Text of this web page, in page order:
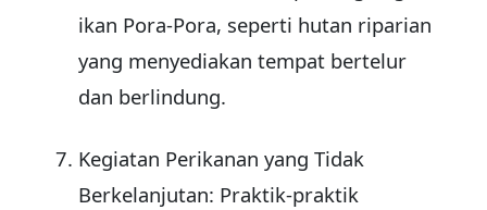
ikan Pora-Pora, seperti hutan riparian
yang menyediakan tempat bertelur
dan berlindung.
Kegiatan Perikanan yang Tidak
Berkelanjutan: Praktik-praktik